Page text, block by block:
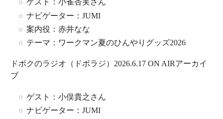
ゲスト：小雀杏実さん
ナビゲーター：JUMI
案内役：赤井なな
テーマ：ワークマン夏のひんやりグッズ2026
ドボクのラジオ（ドボラジ）2026.6.17 ON AIRアーカイ
ブ
ゲスト：小俣貴之さん
ナビゲーター：JUMI